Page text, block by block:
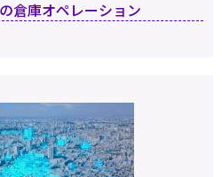
倉庫オペレーション